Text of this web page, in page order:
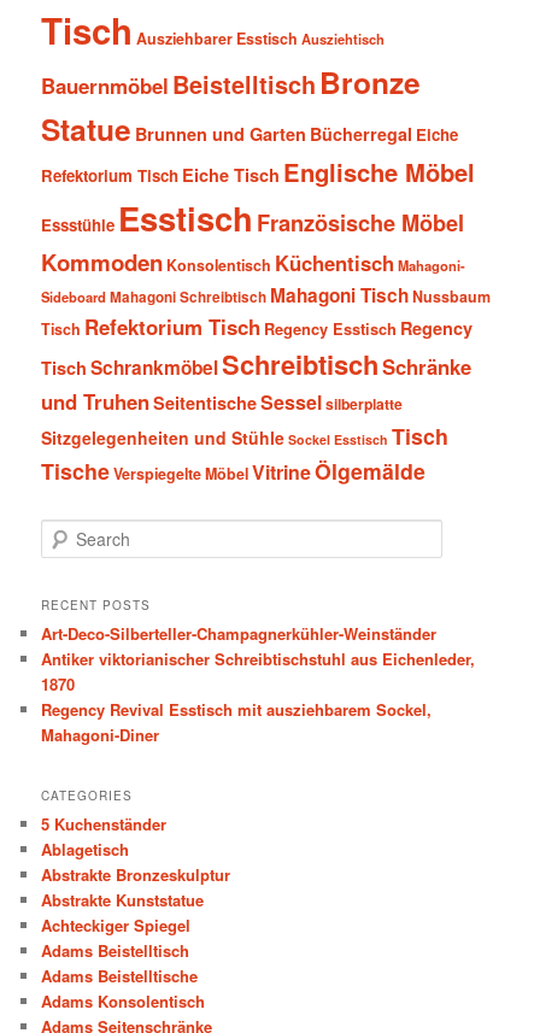
Tisch Ausziehbarer Esstisch Ausziehtisch
Bauernmöbel Beistelltisch Bronze
Statue Brunnen und Garten Bücherregal Eiche
Refektorium Tisch Eiche Tisch Englische Möbel
Essstühle Esstisch Französische Möbel
Kommoden Konsolentisch Küchentisch Mahagoni-
SideboardMahagoni Schreibtisch Mahagoni TischNussbaum
Tisch Refektorium Tisch Regency Esstisch Regency
Tisch SchrankmöbelSchreibtischSchränke
und TruhenSeitentischeSesselsilberplatte
Sitzgelegenheiten und Stühle Sockel Esstisch Tisch
TischeVerspiegelte MöbelVitrineÖlgemälde
e
r
h
RECENT POSTS
Art-Deco-Silberteller-Champagnerkühler-Weinständer
Antiker viktorianischer Schreibtischstuhl aus Eichenleder,
1870
Regency Revival Esstisch mit ausziehbarem Sockel,
Mahagoni-Diner
CATEGORIES
5 Kuchenständer
Ablagetisch
Abstrakte Bronzeskulptur
Abstrakte Kunststatue
Achteckiger Spiegel
Adams Beistelltisch
Adams Beistelltische
Adams Konsolentisch
Adams Seitenschränke